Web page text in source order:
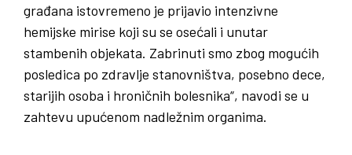
građana istovremeno je prijavio intenzivne
hemijske mirise koji su se osećali i unutar
stambenih objekata. Zabrinuti smo zbog mogućih
posledica po zdravlje stanovništva, posebno dece,
starijih osoba i hroničnih bolesnika“, navodi se u
zahtevu upućenom nadležnim organima.